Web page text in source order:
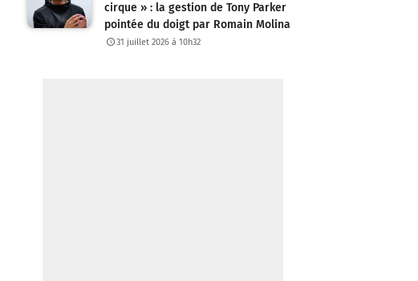
cirque » : la gestion de Tony Parker
pointée du doigt par Romain Molina
31 juillet 2026 à 10h32